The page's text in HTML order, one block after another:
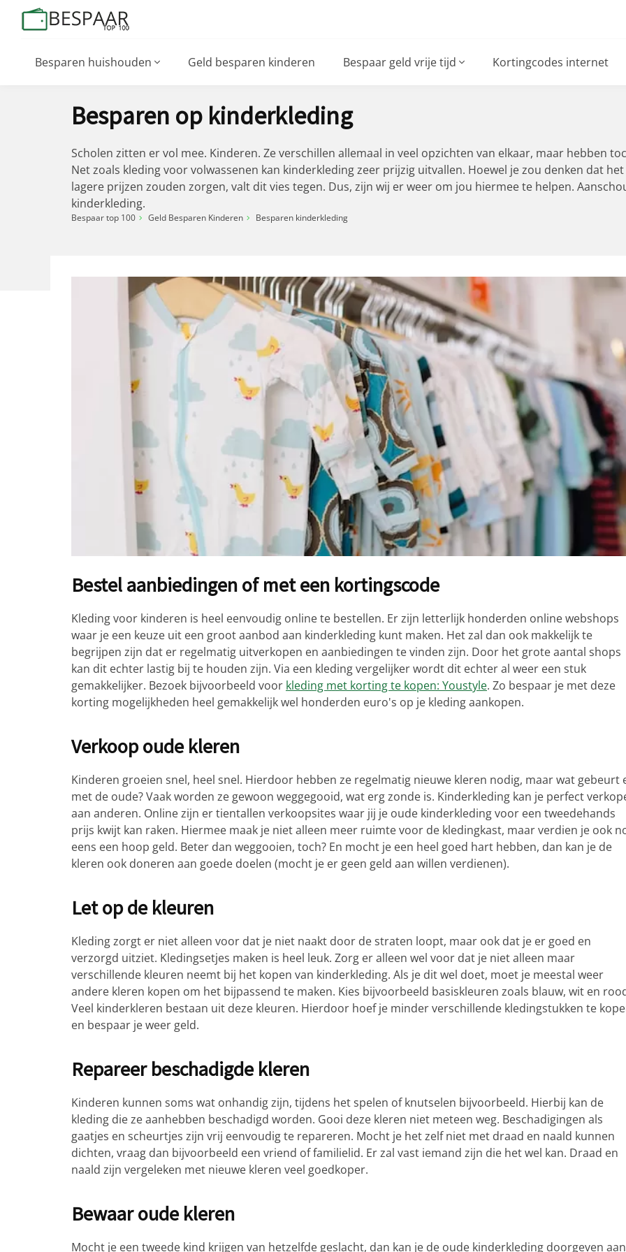
Besparen huishouden Geld besparen kinderen Bespaar geld vrije tijd Kortingcodes internet
Besparen op kinderkleding
Scholen zitten er vol mee. Kinderen. Ze verschillen allemaal in veel opzichten van elkaar, maar hebben
Net zoals kleding voor volwassenen kan kinderkleding zeer prijzig uitvallen. Hoewel je zou denken dat
lagere prijzen zouden zorgen, valt dit vies tegen. Dus, zijn wij er weer om jou hiermee te helpen.
kinderkleding.
Bespaar top 100 Geld Besparen Kinderen Besparen kinderkleding
Bestel aanbiedingen of met een kortingscode
Kleding voor kinderen is heel eenvoudig online te bestellen. Er zijn letterlijk honderden online webshops
waar je een keuze uit een groot aanbod aan kinderkleding kunt maken. Het zal dan ook makkelijk te
begrijpen zijn dat er regelmatig uitverkopen en aanbiedingen te vinden zijn. Door het grote aantal shops
kan dit echter lastig bij te houden zijn. Via een kleding vergelijker wordt dit echter al weer een stuk
gemakkelijker. Bezoek bijvoorbeeld voor kleding met korting te kopen: Youstyle. Zo bespaar je met deze
korting mogelijkheden heel gemakkelijk wel honderden euro's op je kleding aankopen.
Verkoop oude kleren
Kinderen groeien snel, heel snel. Hierdoor hebben ze regelmatig nieuwe kleren nodig, maar wat gebeurt
met de oude? Vaak worden ze gewoon weggegooid, wat erg zonde is. Kinderkleding kan je perfect
aan anderen. Online zijn er tientallen verkoopsites waar jij je oude kinderkleding voor een tweedehands
prijs kwijt kan raken. Hiermee maak je niet alleen meer ruimte voor de kledingkast, maar verdien je ook
eens een hoop geld. Beter dan weggooien, toch? En mocht je een heel goed hart hebben, dan kan je de
kleren ook doneren aan goede doelen (mocht je er geen geld aan willen verdienen).
Let op de kleuren
Kleding zorgt er niet alleen voor dat je niet naakt door de straten loopt, maar ook dat je er goed en
verzorgd uitziet. Kledingsetjes maken is heel leuk. Zorg er alleen wel voor dat je niet alleen maar
verschillende kleuren neemt bij het kopen van kinderkleding. Als je dit wel doet, moet je meestal weer
andere kleren kopen om het bijpassend te maken. Kies bijvoorbeeld basiskleuren zoals blauw, wit en
Veel kinderkleren bestaan uit deze kleuren. Hierdoor hoef je minder verschillende kledingstukken te
en bespaar je weer geld.
Repareer beschadigde kleren
Kinderen kunnen soms wat onhandig zijn, tijdens het spelen of knutselen bijvoorbeeld. Hierbij kan de
kleding die ze aanhebben beschadigd worden. Gooi deze kleren niet meteen weg. Beschadigingen als
gaatjes en scheurtjes zijn vrij eenvoudig te repareren. Mocht je het zelf niet met draad en naald kunnen
dichten, vraag dan bijvoorbeeld een vriend of familielid. Er zal vast iemand zijn die het wel kan. Draad en
naald zijn vergeleken met nieuwe kleren veel goedkoper.
Bewaar oude kleren
Mocht je een tweede kind krijgen van hetzelfde geslacht, dan kan je de oude kinderkleding doorgeven aan